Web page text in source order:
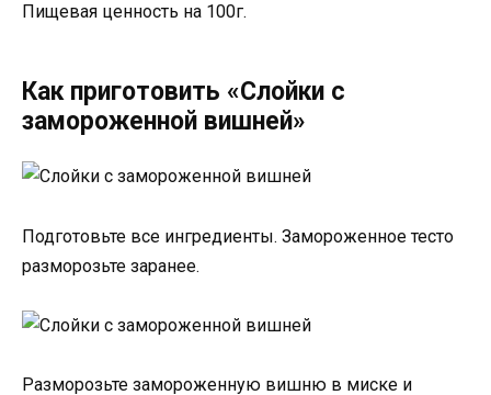
Пищевая ценность на 100г.
Как приготовить «Слойки с
замороженной вишней»
Подготовьте все ингредиенты. Замороженное тесто
разморозьте заранее.
Разморозьте замороженную вишню в миске и